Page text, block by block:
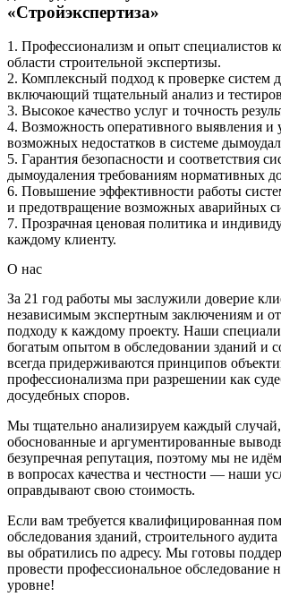
«Стройэкспертиза»
1. Профессионализм и опыт специалистов
области строительной экспертизы.
2. Комплексный подход к проверке систем
включающий тщательный анализ и
3. Высокое качество услуг и точность
4. Возможность оперативного выявления и
возможных недостатков в системе
5. Гарантия безопасности и соответствия
дымоудаления требованиям нормативных
6. Повышение эффективности работы
и предотвращение возможных аварийных
7. Прозрачная ценовая политика и
каждому клиенту.
О нас
За 21 год работы мы заслужили доверие
независимым экспертным заключениям и
подходу к каждому проекту. Наши
богатым опытом в обследовании зданий и
всегда придерживаются принципов
профессионализма при разрешении как
досудебных споров.
Мы тщательно анализируем каждый случай,
обоснованные и аргументированные
безупречная репутация, поэтому мы не
в вопросах качества и честности — наши
оправдывают свою стоимость.
Если вам требуется квалифицированная
обследования зданий, строительного
вы обратились по адресу. Мы готовы
провести профессиональное обследование
уровне!